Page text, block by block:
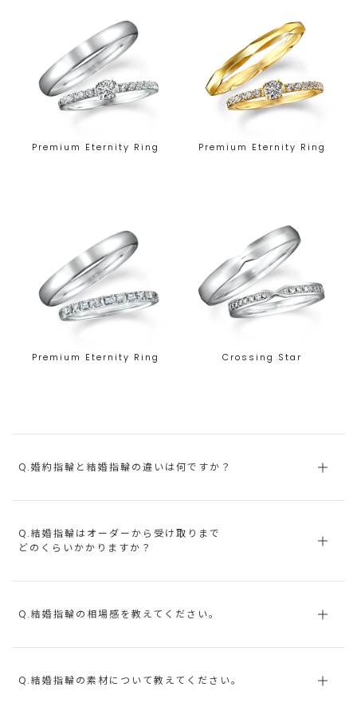
Premium Eternity Ring Premium Eternity Ring
Premium Eternity Ring Crossing Star
Q.婚約指輪と結婚指輪の違いは何ですか？
Q.結婚指輪はオーダーから受け取りまで
どのくらいかかりますか？
Q.結婚指輪の相場感を教えてください。
Q.結婚指輪の素材について教えてください。